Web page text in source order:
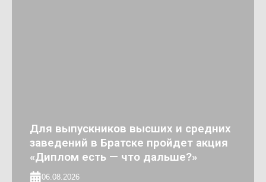
Для выпускников высших и средних
заведений в Братске пройдет акция
«Диплом есть — что дальше?»
06.08.2026